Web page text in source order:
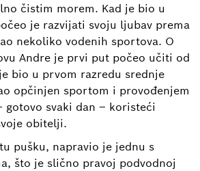
čistim morem. Kad je bio u
je razvijati svoju ljubav prema
nekoliko vodenih sportova. O
Andre je prvi put počeo učiti od
bio u prvom razredu srednje
opčinjen sportom i provođenjem
gotovo svaki dan – koristeći
obitelji.
pušku, napravio je jednu s
što je slično pravoj podvodnoj